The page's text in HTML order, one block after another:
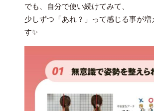
でも、自分で使い続けてみて、
少しずつ「あれ？」って感じる事が増
す✨